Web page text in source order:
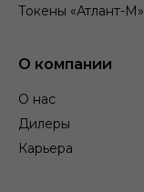
Токены «Атлант-М»
О компании
О нас
Дилеры
Карьера